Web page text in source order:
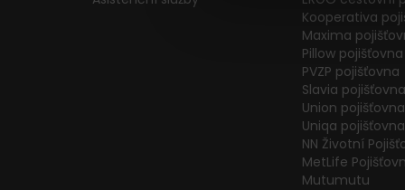
Kooperativa
Maxima
Pillow pojišťovna
PVZP pojišťovna
Slavia pojišťovna
Union pojišťovna
Uniqa pojišťovna
NN Životní
MetLife
Mutumutu